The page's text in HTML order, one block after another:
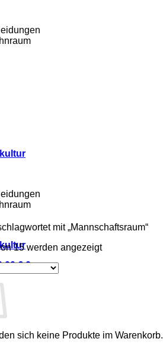
€ 0
sich keine Produkte im Warenkorb.
mit „Mannschaftsraum“
15 werden angezeigt